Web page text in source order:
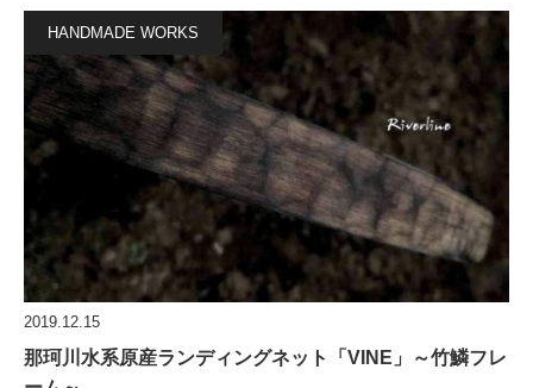
HANDMADE WORKS
2019.12.15
那珂川水系原産ランディングネット「VINE」～竹鱗フレ